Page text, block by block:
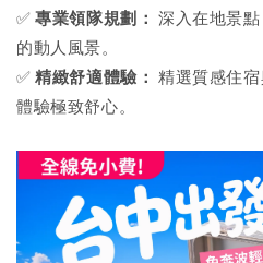
✅專業領隊規劃： 深入在地景
的動人風景。
✅精緻舒適體驗： 精選質感住
體驗極致舒心。